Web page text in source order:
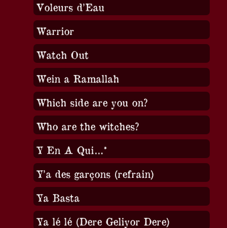
Voleurs d’Eau
Warrior
Watch Out
Wein a Ramallah
Which side are you on?
Who are the witches?
Y En A Qui…*
Y’a des garçons (refrain)
Ya Basta
Ya lé lé (Dere Geliyor Dere)